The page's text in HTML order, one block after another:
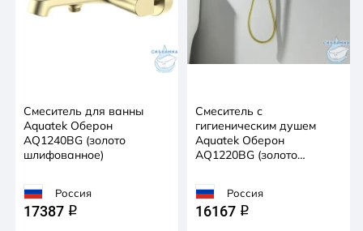
Смеситель для ванны
Aquatek Оберон
AQ1240BG (золото
шлифованное)
Россия
17387 q
Смеситель с
гигиеническим душем
Aquatek Оберон
AQ1220BG (золото
Россия
16167 q